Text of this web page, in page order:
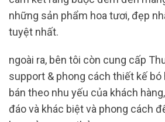
những sản phẩm hoa tươi, đẹp
tuyệt nhất.
ngoài ra, bên tôi còn cung cấp
support & phong cách thiết kế
bán theo nhu yếu của khách
đáo và khác biệt và phong cách